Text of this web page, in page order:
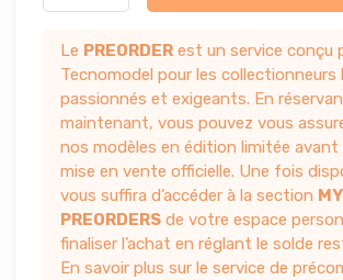
Le PREORDER est un service conçu
Tecnomodel pour les collectionneurs
passionnés et exigeants. En
maintenant, vous pouvez vous
nos modèles en édition limitée avant
mise en vente officielle. Une fois
vous suffira d’accéder à la section MY
PREORDERS de votre espace
finaliser l’achat en réglant le solde
En savoir plus sur le service de